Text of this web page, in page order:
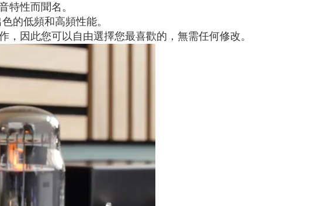
特性而聞名。
的低頻和高頻性能。
因此您可以自由選擇您最喜歡的，無需任何修改。